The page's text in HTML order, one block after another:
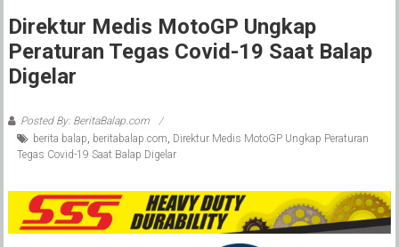
Direktur Medis MotoGP Ungkap
Peraturan Tegas Covid-19 Saat Balap
Digelar
Posted By: BeritaBalap.com
berita balap, beritabalap.com, Direktur Medis MotoGP Ungkap Peraturan
Tegas Covid-19 Saat Balap Digelar